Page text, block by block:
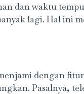
dan waktu
lagi. Hal ini
dengan
Pasalnya,